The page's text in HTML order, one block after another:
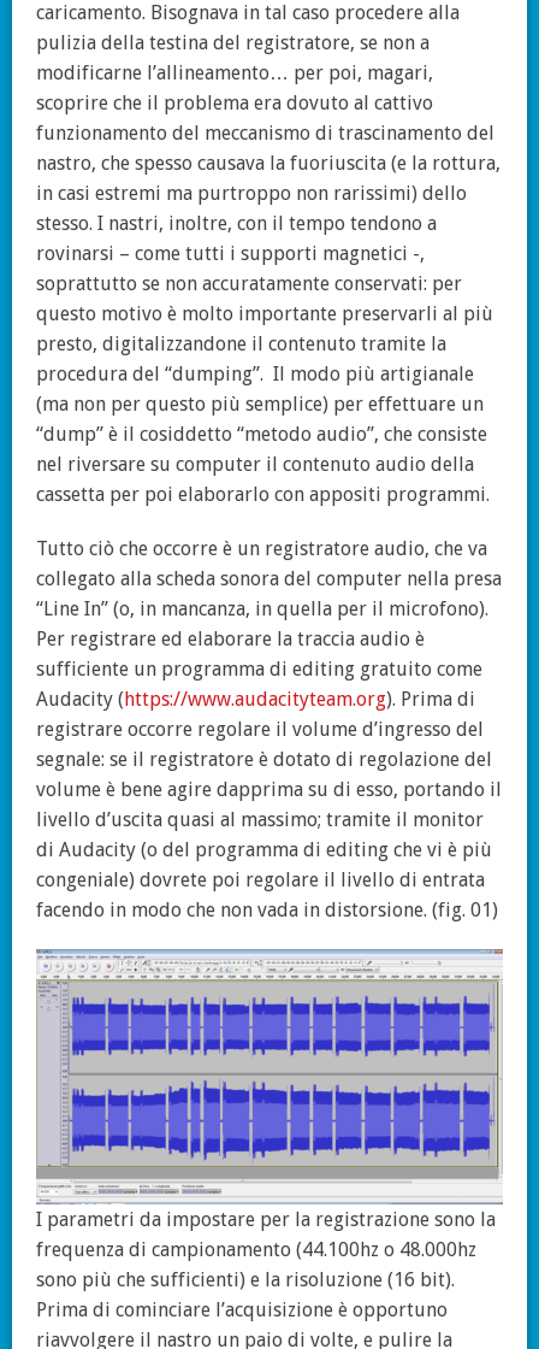
caricamento. Bisognava in tal caso procedere alla
pulizia della testina del registratore, se non a
modificarne l’allineamento… per poi, magari,
scoprire che il problema era dovuto al cattivo
funzionamento del meccanismo di trascinamento del
nastro, che spesso causava la fuoriuscita (e la rottura,
in casi estremi ma purtroppo non rarissimi) dello
stesso. I nastri, inoltre, con il tempo tendono a
rovinarsi – come tutti i supporti magnetici -,
soprattutto se non accuratamente conservati: per
questo motivo è molto importante preservarli al più
presto, digitalizzandone il contenuto tramite la
procedura del “dumping”. Il modo più artigianale
(ma non per questo più semplice) per effettuare un
“dump” è il cosiddetto “metodo audio”, che consiste
nel riversare su computer il contenuto audio della
cassetta per poi elaborarlo con appositi programmi.
Tutto ciò che occorre è un registratore audio, che va
collegato alla scheda sonora del computer nella presa
“Line In” (o, in mancanza, in quella per il microfono).
Per registrare ed elaborare la traccia audio è
sufficiente un programma di editing gratuito come
Audacity (https://www.audacityteam.org). Prima di
registrare occorre regolare il volume d’ingresso del
segnale: se il registratore è dotato di regolazione del
volume è bene agire dapprima su di esso, portando il
livello d’uscita quasi al massimo; tramite il monitor
di Audacity (o del programma di editing che vi è più
congeniale) dovrete poi regolare il livello di entrata
facendo in modo che non vada in distorsione. (fig. 01)
I parametri da impostare per la registrazione sono la
frequenza di campionamento (44.100hz o 48.000hz
sono più che sufficienti) e la risoluzione (16 bit).
Prima di cominciare l’acquisizione è opportuno
riavvolgere il nastro un paio di volte, e pulire la